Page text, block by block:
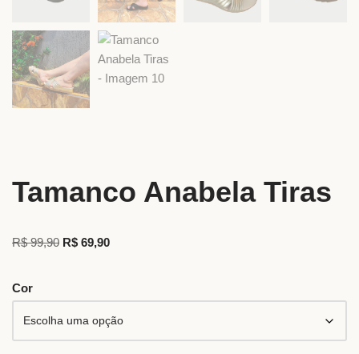
Tamanco Anabela Tiras
R$99,90 R$ 69,90
Cor